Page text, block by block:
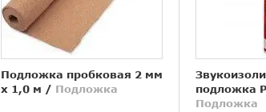
Подложка пробковая 2 мм
х 1,0 м / Подложка
подложка
Подложка